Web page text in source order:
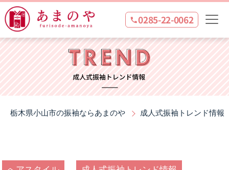
0285-22-0062
栃木県小山市の振袖ならあまのや 成人式振袖トレンド情報